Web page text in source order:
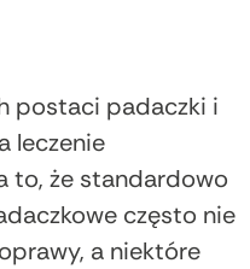
postaci padaczki i
leczenie
to, że standardowo
często nie
a niektóre